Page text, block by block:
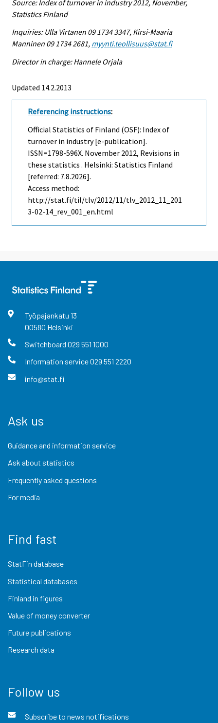
Source: Index of turnover in industry 2012, November,
Statistics Finland
Inquiries: Ulla Virtanen 09 1734 3347, Kirsi-Maaria
Manninen 09 1734 2681, myynti.teollisuus@stat.fi
Director in charge: Hannele Orjala
Updated 14.2.2013
Referencing instructions:
Official Statistics of Finland (OSF): Index of
turnover in industry [e-publication].
ISSN=1798-596X. November 2012, Revisions in
these statistics . Helsinki: Statistics Finland
[referred: 7.8.2026].
Access method:
http://stat.fi/til/tlv/2012/11/tlv_2012_11_201
3-02-14_rev_001_en.html
Työpajankatu 13
00580 Helsinki
Switchboard 029 551 1000
Information service029 551 2220
info@stat.fi
Ask us
Guidance and information service
Ask about statistics
Frequently asked questions
For media
Find fast
StatFin database
Statistical databases
Finland in figures
Value of money converter
Future publications
Research data
Follow us
Subscribe to news notifications